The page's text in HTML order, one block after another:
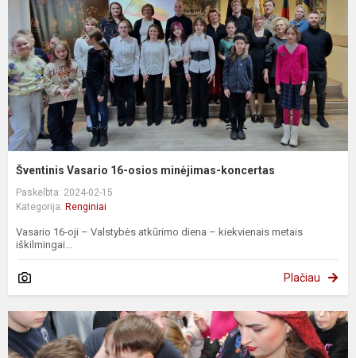
Šventinis Vasario 16-osios minėjimas-koncertas
Paskelbta: 2024-02-15
Kategorija: Renginiai
Vasario 16-oji – Valstybės atkūrimo diena – kiekvienais metais
iškilmingai...
Plačiau